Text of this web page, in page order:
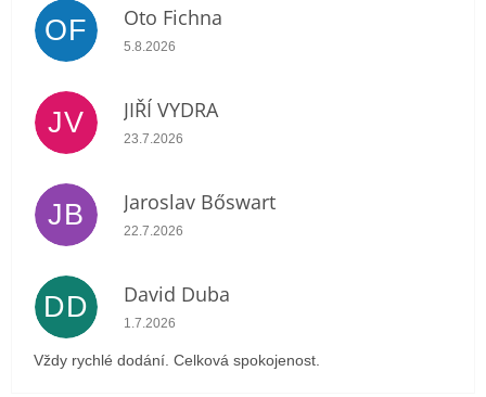
OF Oto Fichna
Hodnocení obchodu je 5 z 5 hvězdiček.
5.8.2026
JV JIŘÍ VYDRA
Hodnocení obchodu je 5 z 5 hvězdiček.
23.7.2026
JB Jaroslav Bőswart
Hodnocení obchodu je 5 z 5 hvězdiček.
22.7.2026
DD David Duba
Hodnocení obchodu je 5 z 5 hvězdiček.
1.7.2026
Vždy rychlé dodání. Celková spokojenost.